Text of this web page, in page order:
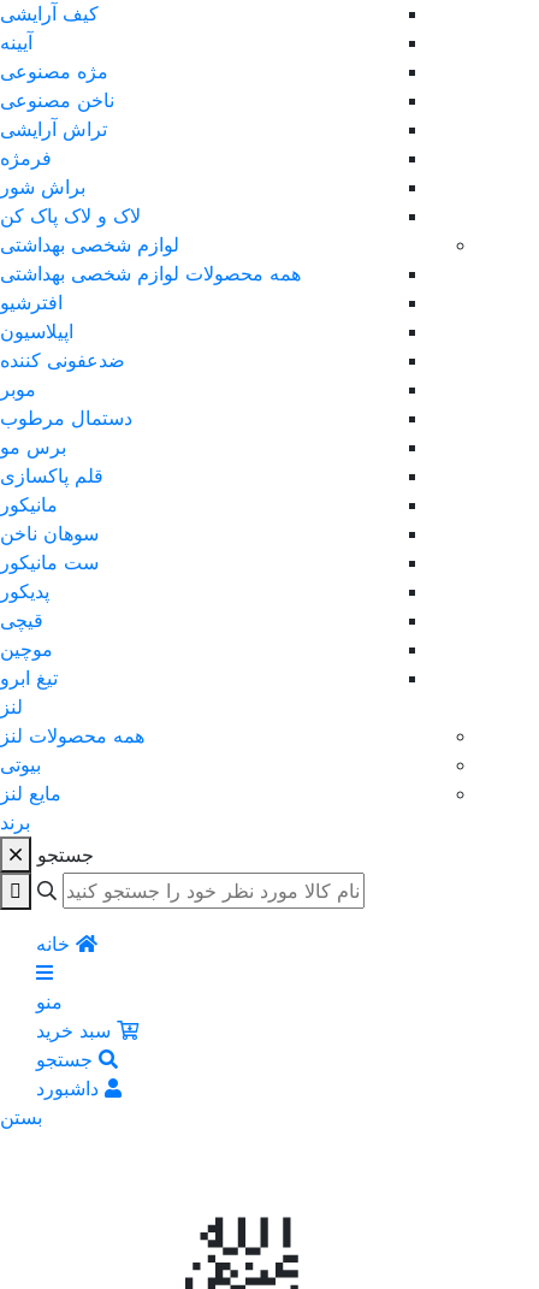
کیف آرایشی
آیینه
مژه مصنوعی
ناخن مصنوعی
تراش آرایشی
فرمژه
براش شور
لاک و لاک پاک کن
لوازم شخصی بهداشتی
همه محصولات لوازم شخصی بهداشتی
افترشیو
اپیلاسیون
ضدعفونی کننده
موبر
دستمال مرطوب
برس مو
قلم پاکسازی
مانیکور
سوهان ناخن
ست مانیکور
پدیکور
قیچی
موچین
تیغ ابرو
لنز
همه محصولات لنز
بیوتی
مایع لنز
برند
جستجو
خانه
منو
سبد خرید
جستجو
داشبورد
بستن